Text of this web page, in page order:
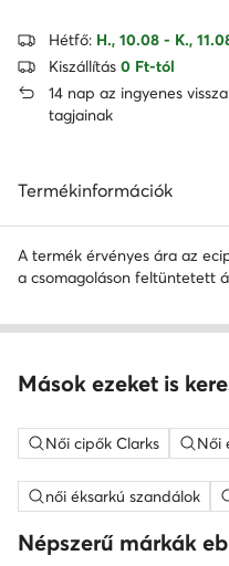
Hétfő: H., 10.08 - K.,
Kiszállítás 0 Ft-tól
14 nap az ingyenes
tagjainak
Termékinformációk
A termék érvényes ára az
a csomagoláson feltüntetett
Mások ezeket is
Női cipők Clarks Női
női éksarkú szandálok
Népszerű márkák